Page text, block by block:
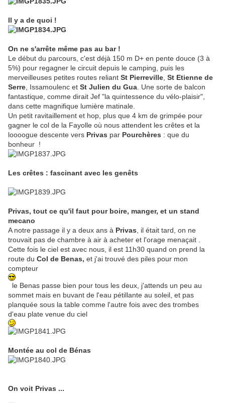
Il y a de quoi !
On ne s'arrête même pas au bar !
Le début du parcours, c'est déjà 150 m D+ en pente douce (3 à
5%) pour regagner le circuit depuis le camping, puis les
merveilleuses petites routes reliant St Pierreville St Etienne de
Serre , Issamoulenc et St Julien du Gua . Une sorte de balcon
fantastique, comme dirait Jef "la quintessence du vélo-plaisir",
dans cette magnifique lumière matinale.
Un petit ravitaillement et hop, plus que 4 km de grimpée pour
gagner le col de la Fayolle où nous attendent les crêtes et la
loooogue descente vers Privas par Pourchères : que du
bonheur !
Les crêtes : fascinant avec les genêts
Privas, tout ce qu'il faut pour boire, manger, et un stand
mecano
A notre passage il y a deux ans à Privas , il était tard, on ne
trouvait pas de chambre à air à acheter et l'orage menaçait .
Cette fois le ciel est avec nous, il est 11h30 quand on prend la
route du Col de Benas, et j'ai trouvé des piles pour mon
compteur
le Benas passe bien pour tous les deux, j'attends un peu au
sommet mais en buvant de l'eau pétillante au soleil, et pas
planquée sous la table comme l'autre fois avec des trombes
d'eau plate venue du ciel
Montée au col de Bénas
On voit Privas ...